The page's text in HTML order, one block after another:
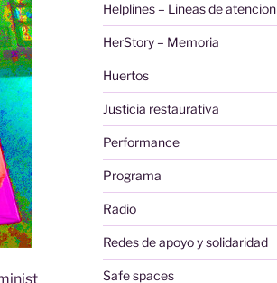
Helplines – Lineas de atencion
HerStory – Memoria
Huertos
Justicia restaurativa
Performance
Programa
Radio
Redes de apoyo y solidaridad
Safe spaces